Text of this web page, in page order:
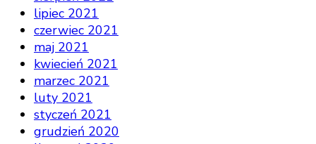
lipiec 2021
czerwiec 2021
maj 2021
kwiecień 2021
marzec 2021
luty 2021
styczeń 2021
grudzień 2020